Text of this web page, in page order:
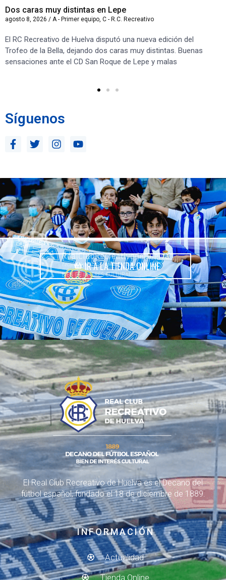
Dos caras muy distintas en Lepe
agosto 8, 2026 / A - Primer equipo C - R.C. Recreativo
El RC Recreativo de Huelva disputó una nueva edición del
Trofeo de la Bella, dejando dos caras muy distintas. Buenas
sensaciones ante el CD San Roque de Lepe y malas
Síguenos
IR A LA TIENDA ONLINE
El Real Club Recreativo de Huelva es el Decano del
fútbol español, fundado el 18 de diciembre de 1889.
INFORMACIÓN
Actualidad
Tienda Online